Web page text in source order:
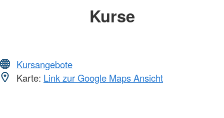
Kurse
Kursangebote
Karte: Link zur Google Maps Ansicht